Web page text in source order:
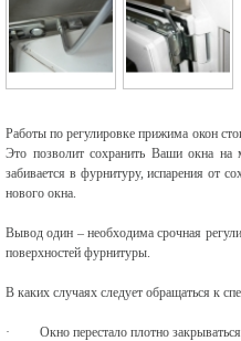
Работы по регулировке прижима окон
Это позволит сохранить Ваши окна на
забивается в фурнитуру, испарения от
нового окна.
Вывод один – необходима срочная
поверхностей фурнитуры.
В каких случаях следует обращаться к
· Окно перестало плотно